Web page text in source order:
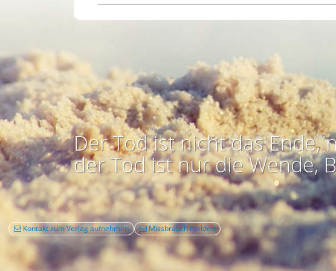
Der Tod ist nicht das Ende,
der Tod ist nur die Wende,
Kontakt zum Verlag aufnehmen Missbrauch melden